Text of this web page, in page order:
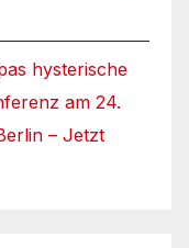
hysterische
am 24.
– Jetzt